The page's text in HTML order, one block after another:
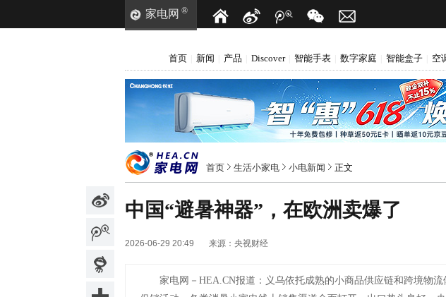
家电网 ®
首页 新闻 产品 Discover 智能手表 数字家庭 智能盒子 空
首页 生活小家电 小电新闻 正文
中国“避暑神器”，在欧洲卖爆了
2026-06-29 20:49 来源： 央视财经
家电网－HEA.CN报道： 义乌依托成熟的小商品供应链和跨境物